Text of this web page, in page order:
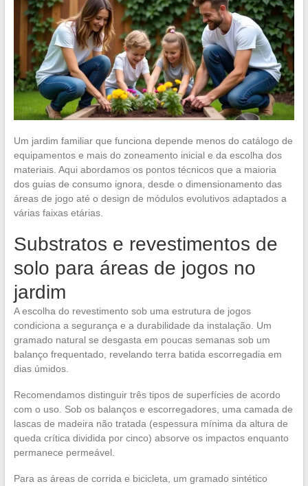
Um jardim familiar que funciona depende menos do catálogo de
equipamentos e mais do zoneamento inicial e da escolha dos
materiais. Aqui abordamos os pontos técnicos que a maioria
dos guias de consumo ignora, desde o dimensionamento das
áreas de jogo até o design de módulos evolutivos adaptados a
várias faixas etárias.
Substratos e revestimentos de
solo para áreas de jogos no
jardim
A escolha do revestimento sob uma estrutura de jogos
condiciona a segurança e a durabilidade da instalação. Um
gramado natural se desgasta em poucas semanas sob um
balanço frequentado, revelando terra batida escorregadia em
dias úmidos.
Recomendamos distinguir três tipos de superfícies de acordo
com o uso. Sob os balanços e escorregadores, uma camada de
lascas de madeira não tratada (espessura mínima da altura de
queda crítica dividida por cinco) absorve os impactos enquanto
permanece permeável.
Para as áreas de corrida e bicicleta, um gramado sintético